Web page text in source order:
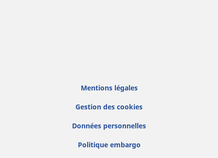
Mentions légales
Gestion des cookies
Données personnelles
Politique embargo